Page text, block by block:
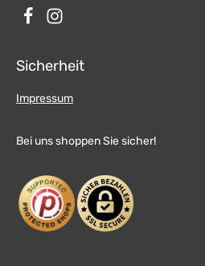
Sicherheit
Impressum
Bei uns shoppen Sie sicher!